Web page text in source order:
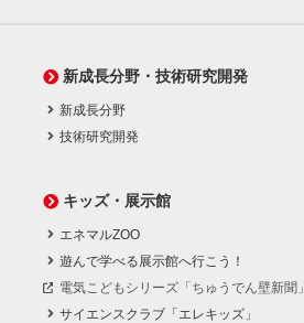
新成長分野・技術研究開発
新成長分野
技術研究開発
キッズ・展示館
エネマルZOO
遊んで学べる展示館へ行こう！
電気こどもシリーズ「ちゅうでん壁新聞」
サイエンスクラブ「エレキッズ」